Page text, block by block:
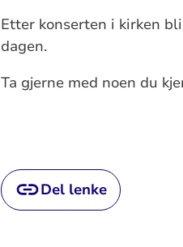
Etter konserten i kirken
dagen.
Ta gjerne med noen du
Del lenke